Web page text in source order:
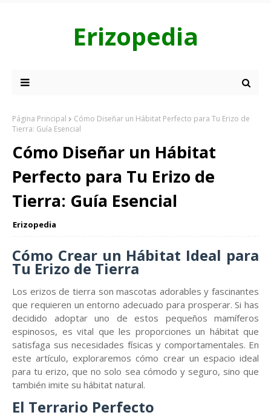
Erizopedia
Página Principal
Cómo Diseñar un Hábitat Perfecto para Tu Erizo de
Tierra: Guía Esencial
Cómo Diseñar un Hábitat
Perfecto para Tu Erizo de
Tierra: Guía Esencial
Erizopedia
Cómo Crear un Hábitat Ideal para
Tu Erizo de Tierra
Los erizos de tierra son mascotas adorables y fascinantes
que requieren un entorno adecuado para prosperar. Si has
decidido adoptar uno de estos pequeños mamíferos
espinosos, es vital que les proporciones un hábitat que
satisfaga sus necesidades físicas y comportamentales. En
este artículo, exploraremos cómo crear un espacio ideal
para tu erizo, que no solo sea cómodo y seguro, sino que
también imite su hábitat natural.
El Terrario Perfecto